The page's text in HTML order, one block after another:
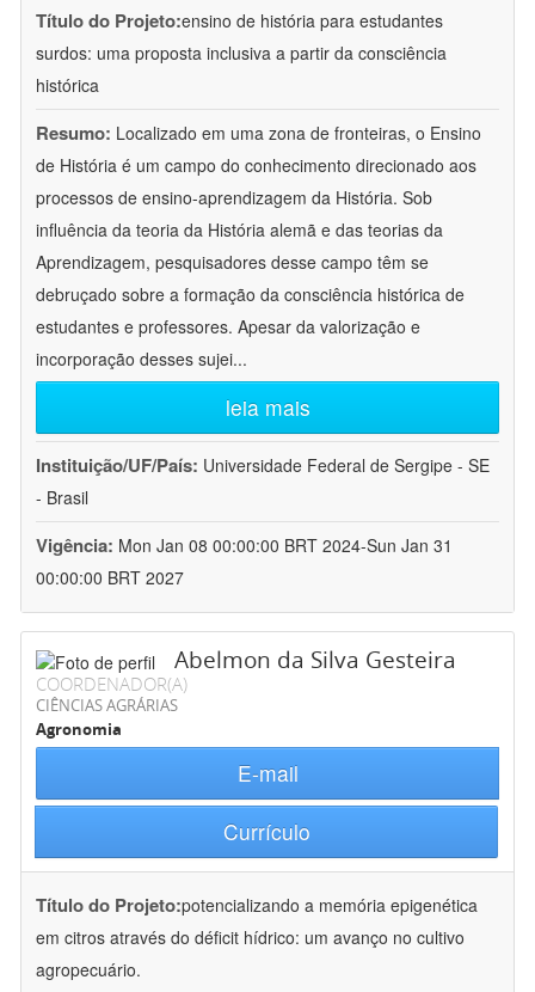
Título do Projeto:ensino de história para estudantes
surdos: uma proposta inclusiva a partir da consciência
histórica
Resumo: Localizado em uma zona de fronteiras, o Ensino
de História é um campo do conhecimento direcionado aos
processos de ensino-aprendizagem da História. Sob
influência da teoria da História alemã e das teorias da
Aprendizagem, pesquisadores desse campo têm se
debruçado sobre a formação da consciência histórica de
estudantes e professores. Apesar da valorização e
incorporação desses sujei...
leia mais
Instituição/UF/País: Universidade Federal de Sergipe - SE
- Brasil
Vigência: Mon Jan 08 00:00:00 BRT 2024-Sun Jan 31
00:00:00 BRT 2027
Abelmon da Silva Gesteira
COORDENADOR(A)
CIÊNCIAS AGRÁRIAS
Agronomia
E-mail
Currículo
Título do Projeto:potencializando a memória epigenética
em citros através do déficit hídrico: um avanço no cultivo
agropecuário.